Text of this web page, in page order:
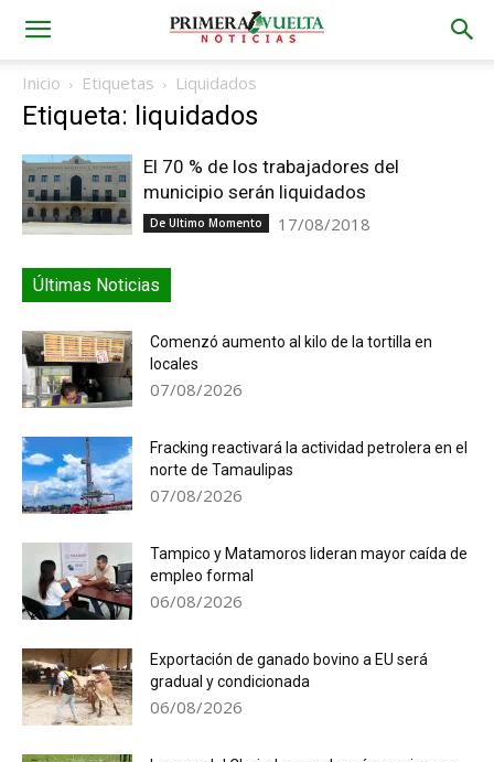
Inicio Etiquetas Liquidados
Etiqueta: liquidados
El 70 % de los trabajadores del
municipio serán liquidados
De Ultimo Momento 17/08/2018
Últimas Noticias
Comenzó aumento al kilo de la tortilla en
locales
07/08/2026
Fracking reactivará la actividad petrolera en el
norte de Tamaulipas
07/08/2026
Tampico y Matamoros lideran mayor caída de
empleo formal
06/08/2026
Exportación de ganado bovino a EU será
gradual y condicionada
06/08/2026